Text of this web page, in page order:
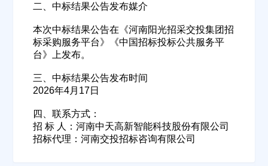
二、中标结果公告发布媒介
本次中标结果公告在《河南阳光招采交投集团招
标采购服务平台》《中国招标投标公共服务平
台》上发布。
三、中标结果公告发布时间
2026年4月17日
四、联系方式：
招 标 人：河南中天高新智能科技股份有限公司
招标代理：河南交投招标咨询有限公司
欢迎入驻供应商 ဆ
公司名称
公司所在地